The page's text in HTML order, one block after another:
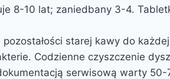
8-10 lat; zaniedbany 3-4.
starej kawy do
Codzienne czyszczenie
serwisową warty